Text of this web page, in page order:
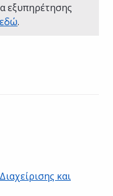
εξυπηρέτησης
εδώ.
και